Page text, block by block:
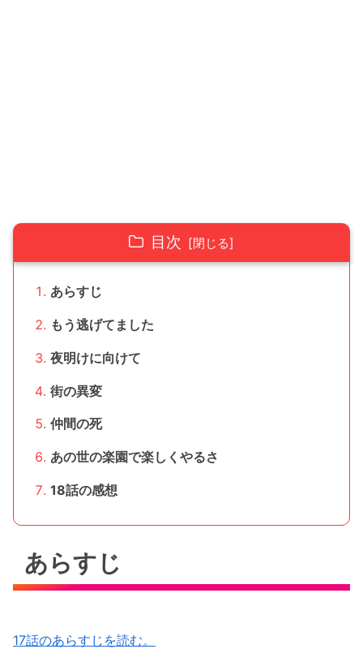
目次
あらすじ
もう逃げてました
夜明けに向けて
街の異変
仲間の死
あの世の楽園で楽しくやるさ
18話の感想
あらすじ
17話のあらすじを読む。